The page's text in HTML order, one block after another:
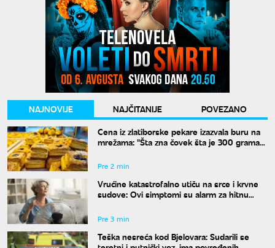
NAJNOVIJE NAJČITANIJE
POVEZANO
Cena iz zlatiborske pekare izazvala buru na
mrežama: "Šta zna čovek šta je 300 grama
Pre 2 min
Vrućine katastrofalno utiču na srce i krvne
sudove: Ovi simptomi su alarm za hitnu
Pre 3 min
Teška nesreća kod Bjelovara: Sudarili se